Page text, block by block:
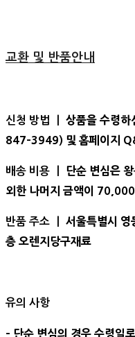
교환 및 반품안내
신청 방법 ㅣ 상품을 수령
847-3949) 및 홈페이지
배송 비용 ㅣ
단순 변심은
외한 나머지 금액이
반품 주소 ㅣ 서울특별시 영
층 오렌지당구재료
유의 사항
- 단순 변심의 경우 수령일